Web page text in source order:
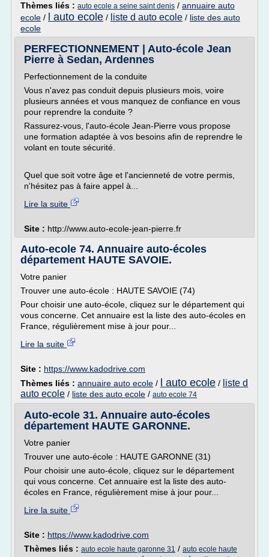
Thèmes liés : auto ecole a seine saint denis / annuaire auto
ecole / l auto ecole / liste d auto ecole / liste des auto
ecole
PERFECTIONNEMENT | Auto-école Jean
Pierre à Sedan, Ardennes
Perfectionnement de la conduite
Vous n'avez pas conduit depuis plusieurs mois, voire
plusieurs années et vous manquez de confiance en vous
pour reprendre la conduite ?
Rassurez-vous, l'auto-école Jean-Pierre vous propose
une formation adaptée à vos besoins afin de reprendre le
volant en toute sécurité.
Quel que soit votre âge et l'ancienneté de votre permis,
n'hésitez pas à faire appel à...
Lire la suite
Site : http://www.auto-ecole-jean-pierre.fr
Auto-ecole 74. Annuaire auto-écoles
département HAUTE SAVOIE.
Votre panier
Trouver une auto-école : HAUTE SAVOIE (74)
Pour choisir une auto-école, cliquez sur le département qui
vous concerne. Cet annuaire est la liste des auto-écoles en
France, régulièrement mise à jour pour...
Lire la suite
Site : https://www.kadodrive.com
Thèmes liés : annuaire auto ecole / l auto ecole / liste d
auto ecole / liste des auto ecole / auto ecole 74
Auto-ecole 31. Annuaire auto-écoles
département HAUTE GARONNE.
Votre panier
Trouver une auto-école : HAUTE GARONNE (31)
Pour choisir une auto-école, cliquez sur le département
qui vous concerne. Cet annuaire est la liste des auto-
écoles en France, régulièrement mise à jour pour...
Lire la suite
Site : https://www.kadodrive.com
Thèmes liés : auto ecole haute garonne 31 / auto ecole haute